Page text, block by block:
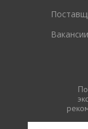
Вакансии